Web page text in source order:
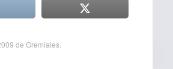
de Gremiales.